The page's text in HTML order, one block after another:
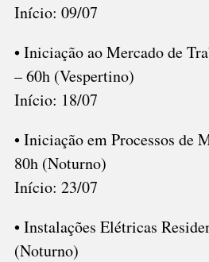
Início: 09/07
• Iniciação ao Mercado de
– 60h (Vespertino)
Início: 18/07
• Iniciação em Processos de
80h (Noturno)
Início: 23/07
• Instalações Elétricas
(Noturno)